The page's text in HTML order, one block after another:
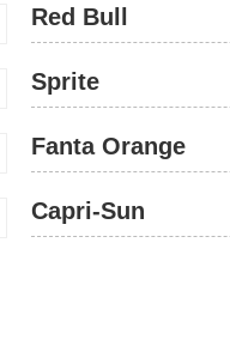
Red Bull
Sprite
Fanta Orange
Capri-Sun